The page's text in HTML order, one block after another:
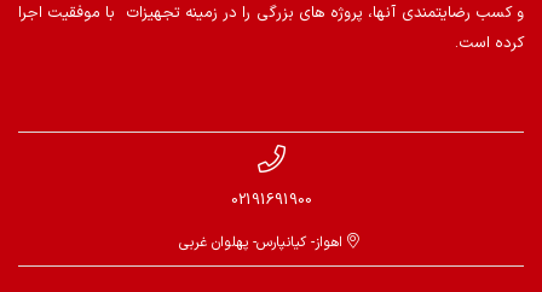
و کسب رضایتمندی آنها، پروژه های بزرگی را در زمینه تجهیزات با موفقیت اجرا
کرده است.
02191691900
اهواز- کیانپارس- پهلوان غربی